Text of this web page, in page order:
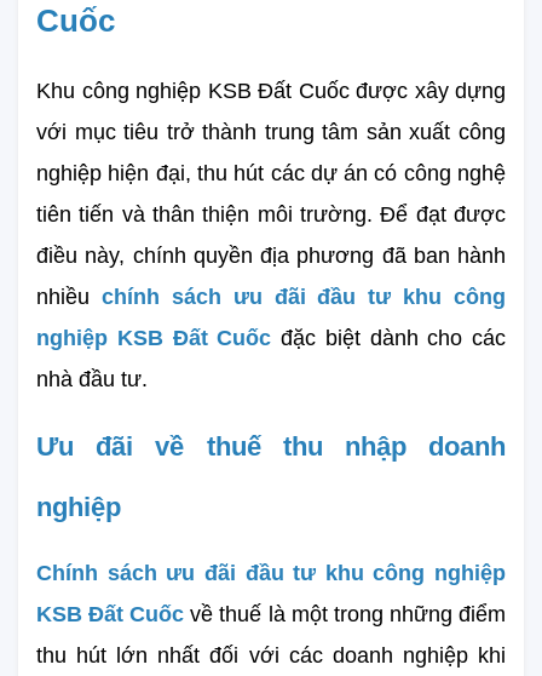
Cuốc
Khu công nghiệp KSB Đất Cuốc được xây dựng
với mục tiêu trở thành trung tâm sản xuất công
nghiệp hiện đại, thu hút các dự án có công nghệ
tiên tiến và thân thiện môi trường. Để đạt được
điều này, chính quyền địa phương đã ban hành
nhiều chính sách ưu đãi đầu tư khu công
nghiệp KSB Đất Cuốc đặc biệt dành cho các
nhà đầu tư.
Ưu đãi về thuế thu nhập doanh
nghiệp
Chính sách ưu đãi đầu tư khu công nghiệp
KSB Đất Cuốc về thuế là một trong những điểm
thu hút lớn nhất đối với các doanh nghiệp khi